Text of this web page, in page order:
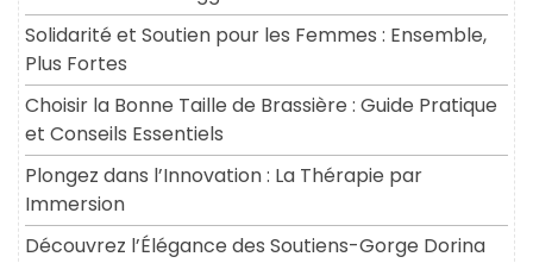
Solidarité et Soutien pour les Femmes : Ensemble,
Plus Fortes
Choisir la Bonne Taille de Brassière : Guide Pratique
et Conseils Essentiels
Plongez dans l’Innovation : La Thérapie par
Immersion
Découvrez l’Élégance des Soutiens-Gorge Dorina